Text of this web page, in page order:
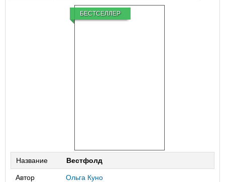
БЕСТСЕЛЛЕР
Название Вестфолд
Автор Ольга Куно